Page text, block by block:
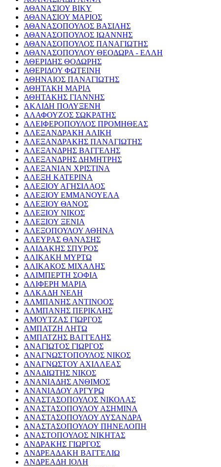
ΑΘΑΝΑΣΙΟΥ ΒΙΚΥ
ΑΘΑΝΑΣΙΟΥ ΜΑΡΙΟΣ
ΑΘΑΝΑΣΟΠΟΥΛΟΣ ΒΑΣΙΛΗΣ
ΑΘΑΝΑΣΟΠΟΥΛΟΣ ΙΩΑΝΝΗΣ
ΑΘΑΝΑΣΟΠΟΥΛΟΣ ΠΑΝΑΓΙΩΤΗΣ
ΑΘΑΝΑΣΟΠΟΥΛΟΥ ΘΕΟΔΩΡΑ - ΕΛΛΗ
ΑΘΕΡΙΔΗΣ ΘΟΔΩΡΗΣ
ΑΘΕΡΙΔΟΥ ΦΩΤΕΙΝΗ
ΑΘΗΝΑΙΟΣ ΠΑΝΑΓΙΩΤΗΣ
ΑΘΗΤΑΚΗ ΜΑΡΙΑ
ΑΘΗΤΑΚΗΣ ΓΙΑΝΝΗΣ
ΑΚΛΙΔΗ ΠΟΛΥΞΕΝΗ
ΑΛΑΦΟΥΖΟΣ ΣΩΚΡΑΤΗΣ
ΑΛΕΙΦΕΡΟΠΟΥΛΟΣ ΠΡΟΜΗΘΕΑΣ
ΑΛΕΞΑΝΔΡΑΚΗ ΑΛΙΚΗ
ΑΛΕΞΑΝΔΡΑΚΗΣ ΠΑΝΑΓΙΩΤΗΣ
ΑΛΕΞΑΝΔΡΗΣ ΒΑΓΓΕΛΗΣ
ΑΛΕΞΑΝΔΡΗΣ ΔΗΜΗΤΡΗΣ
ΑΛΕΞΑΝΙΑΝ ΧΡΙΣΤΙΝΑ
ΑΛΕΞΗ ΚΑΤΕΡΙΝΑ
ΑΛΕΞΙΟΥ ΑΓΗΣΙΛΑΟΣ
ΑΛΕΞΙΟΥ ΕΜΜΑΝΟΥΕΛΑ
ΑΛΕΞΙΟΥ ΘΑΝΟΣ
ΑΛΕΞΙΟΥ ΝΙΚΟΣ
ΑΛΕΞΙΟΥ ΞΕΝΙΑ
ΑΛΕΞΟΠΟΥΛΟΥ ΑΘΗΝΑ
ΑΛΕΥΡΑΣ ΘΑΝΑΣΗΣ
ΑΛΙΔΑΚΗΣ ΣΠΥΡΟΣ
ΑΛΙΚΑΚΗ ΜΥΡΤΩ
ΑΛΙΚΑΚΟΣ ΜΙΧΑΛΗΣ
ΑΛΙΜΠΕΡΤΗ ΣΟΦΙΑ
ΑΛΙΦΕΡΗ ΜΑΡΙΑ
ΑΛΚΑΔΗ ΝΕΛΗ
ΑΛΜΠΑΝΗΣ ΑΝΤΙΝΟΟΣ
ΑΛΜΠΑΝΗΣ ΠΕΡΙΚΛΗΣ
ΑΜΟΥΤΖΑΣ ΓΙΩΡΓΟΣ
ΑΜΠΑΤΖΗ ΛΗΤΩ
ΑΜΠΑΤΖΗΣ ΒΑΓΓΕΛΗΣ
ΑΝΑΓΙΩΤΟΣ ΓΙΩΡΓΟΣ
ΑΝΑΓΝΩΣΤΟΠΟΥΛΟΣ ΝΙΚΟΣ
ΑΝΑΓΝΩΣΤΟΥ ΑΧΙΛΛΕΑΣ
ΑΝΑΔΙΩΤΗΣ ΝΙΚΟΣ
ΑΝΑΝΙΑΔΗΣ ΑΝΘΙΜΟΣ
ΑΝΑΝΙΑΔΟΥ ΑΡΓΥΡΩ
ΑΝΑΣΤΑΣΟΠΟΥΛΟΣ ΝΙΚΟΛΑΣ
ΑΝΑΣΤΑΣΟΠΟΥΛΟΥ ΑΣΗΜΙΝΑ
ΑΝΑΣΤΑΣΟΠΟΥΛΟΥ ΛΥΣΑΝΔΡΑ
ΑΝΑΣΤΑΣΟΠΟΥΛΟΥ ΠΗΝΕΛΟΠΗ
ΑΝΑΣΤΟΠΟΥΛΟΣ ΝΙΚΗΤΑΣ
ΑΝΔΡΑΚΗΣ ΓΙΩΡΓΟΣ
ΑΝΔΡΕΑΔΑΚΗ ΒΑΓΓΕΛΙΩ
ΑΝΔΡΕΑΔΗ ΙΟΛΗ